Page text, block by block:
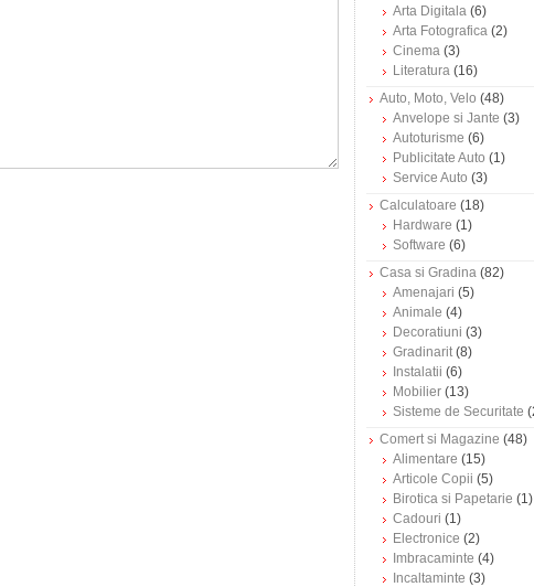
Arta Digitala (6)
Arta Fotografica (2)
Cinema (3)
Literatura (16)
Auto, Moto, Velo (48)
Anvelope si Jante (3)
Autoturisme (6)
Publicitate Auto (1)
Service Auto (3)
Calculatoare (18)
Hardware (1)
Software (6)
Casa si Gradina (82)
Amenajari (5)
Animale (4)
Decoratiuni (3)
Gradinarit(8)
Instalatii (6)
Mobilier (13)
Sisteme de Securitate
Comert si Magazine (48)
Alimentare (15)
Articole Copii (5)
Birotica si Papetarie (1)
Cadouri (1)
Electronice (2)
Imbracaminte (4)
Incaltaminte (3)